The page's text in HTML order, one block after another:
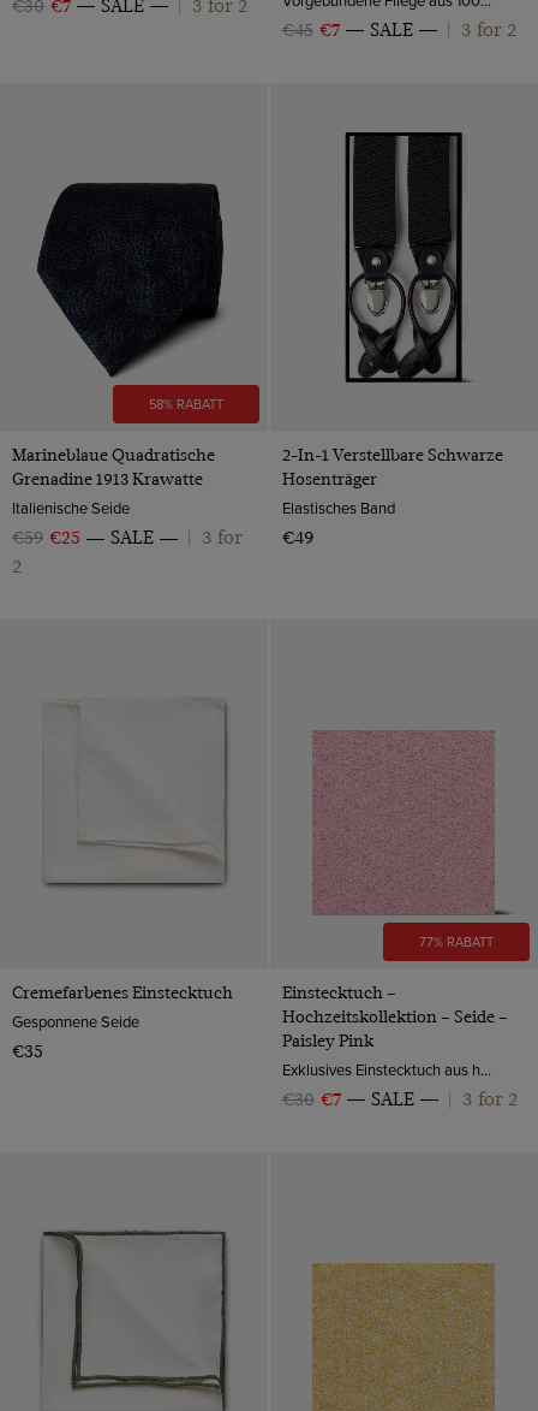
€30 €7 SALE 3 for 2
€45 €7 SALE 3 for 2
58% RABATT
Marineblaue Quadratische
Grenadine 1913 Krawatte
Italienische Seide
€59 €25 SALE
3 for
2
2-In-1 Verstellbare Schwarze
Hosenträger
Elastisches Band
€49
Cremefarbenes Einstecktuch
Gesponnene Seide
€35
77% RABATT
Einstecktuch –
Hochzeitskollektion – Seide –
Paisley Pink
Exklusives Einstecktuch aus hochwertiger Seide ist ein schöner Hingucker in der Brusttasche Ihres Anzugs und veredelt damit Ihr Hochzeits Outfit.
€30 €7 SALE 3 for 2